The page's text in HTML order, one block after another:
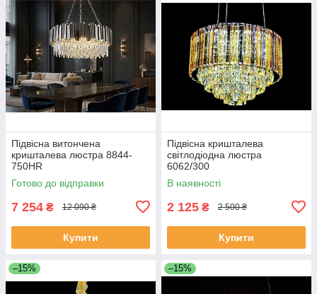
Підвісна витончена
кришталева люстра 8844-
750HR
Готово до відправки
7 254 ₴ 12 090 ₴
Купити
Підвісна кришталева
світлодіодна люстра
6062/300
В наявності
2 125 ₴ 2 500 ₴
Купити
–15% –15%